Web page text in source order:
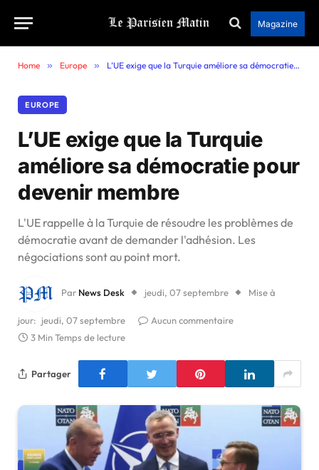
Magazine
Home » Europe » L’UE exige que la Turquie améliore sa démocratie pour devenir membre
EUROPE
L’UE exige que la Turquie
améliore sa démocratie pour
devenir membre
L'UE rappelle à la Turquie de résoudre les problèmes de
démocratie avant de demander l'adhésion. Les
négociations sont au point mort.
Par News Desk jeudi, 07 septembre Mise à
jour: jeudi, 07 septembre
Aucun commentaire
3 Min Temps de lecture
Partager